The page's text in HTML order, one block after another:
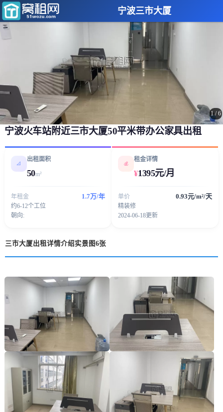
宁波三市大厦
1/6
宁波火车站附近三市大厦50平米带办公家具出租
📐
出租面积
50m²
年租金 1.7万/年
约6-12个工位
朝向:
💰
租金详情
¥1395元/月
单价 0.93元/m²/天
精装修
2024-06-18更新
三市大厦出租详情介绍实景图6张